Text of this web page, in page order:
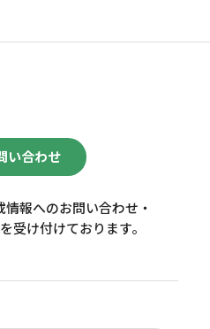
い合わせ
報へのお問い合わせ・
受け付けております。